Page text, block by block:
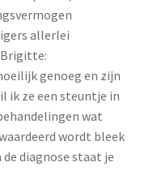
allerlei
genoeg en zijn
ik ze een steuntje in
wat
wordt bleek
diagnose staat je